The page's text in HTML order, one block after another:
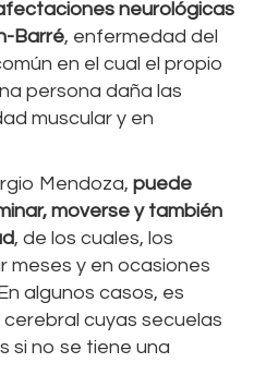
neurológicas
Barré, enfermedad del
en el cual el propio
persona daña las
muscular y en
Mendoza, puede
moverse y también
, de los cuales, los
y en ocasiones
algunos casos, es
cuyas secuelas
si no se tiene una